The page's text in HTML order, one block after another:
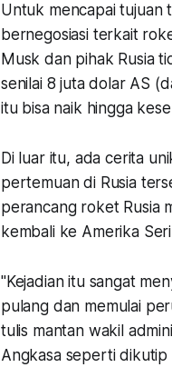
Untuk mencapai tujuan
bernegosiasi terkait
Musk dan pihak Rusia
senilai 8 juta dolar AS
itu bisa naik hingga
Di luar itu, ada cerita
pertemuan di Rusia
perancang roket Rusia
kembali ke Amerika
"Kejadian itu sangat
pulang dan memulai
tulis mantan wakil
Angkasa seperti dikutip